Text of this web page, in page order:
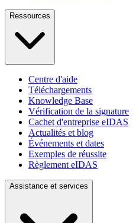
Ressources
Centre d'aide
Téléchargements
Knowledge Base
Vérification de la signature
Cachet d'entreprise eIDAS
Actualités et blog
Événements et dates
Exemples de réussite
Règlement eIDAS
Assistance et services